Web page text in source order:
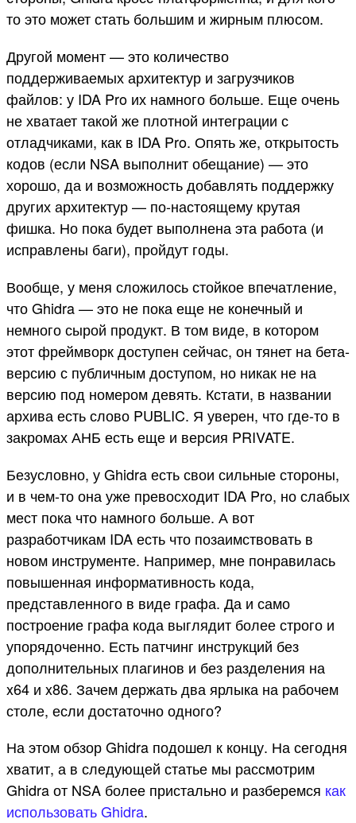
то это может стать большим и жирным плюсом.
Другой момент — это количество
поддерживаемых архитектур и загрузчиков
файлов: у IDA Pro их намного больше. Еще очень
не хватает такой же плотной интеграции с
отладчиками, как в IDA Pro. Опять же, открытость
кодов (если NSA выполнит обещание) — это
хорошо, да и возможность добавлять поддержку
других архитектур — по-настоящему крутая
фишка. Но пока будет выполнена эта работа (и
исправлены баги), пройдут годы.
Вообще, у меня сложилось стойкое впечатление,
что Ghidra — это не пока еще не конечный и
немного сырой продукт. В том виде, в котором
этот фреймворк доступен сейчас, он тянет на бета-
версию с публичным доступом, но никак не на
версию под номером девять. Кстати, в названии
архива есть слово PUBLIC. Я уверен, что где-то в
закромах АНБ есть еще и версия PRIVATE.
Безусловно, у Ghidra есть свои сильные стороны,
и в чем-то она уже превосходит IDA Pro, но слабых
мест пока что намного больше. А вот
разработчикам IDA есть что позаимствовать в
новом инструменте. Например, мне понравилась
повышенная информативность кода,
представленного в виде графа. Да и само
построение графа кода выглядит более строго и
упорядоченно. Есть патчинг инструкций без
дополнительных плагинов и без разделения на
x64 и x86. Зачем держать два ярлыка на рабочем
столе, если достаточно одного?
На этом обзор Ghidra подошел к концу. На сегодня
хватит, а в следующей статье мы рассмотрим
Ghidra от NSA более пристально и разберемся как
использовать Ghidra.